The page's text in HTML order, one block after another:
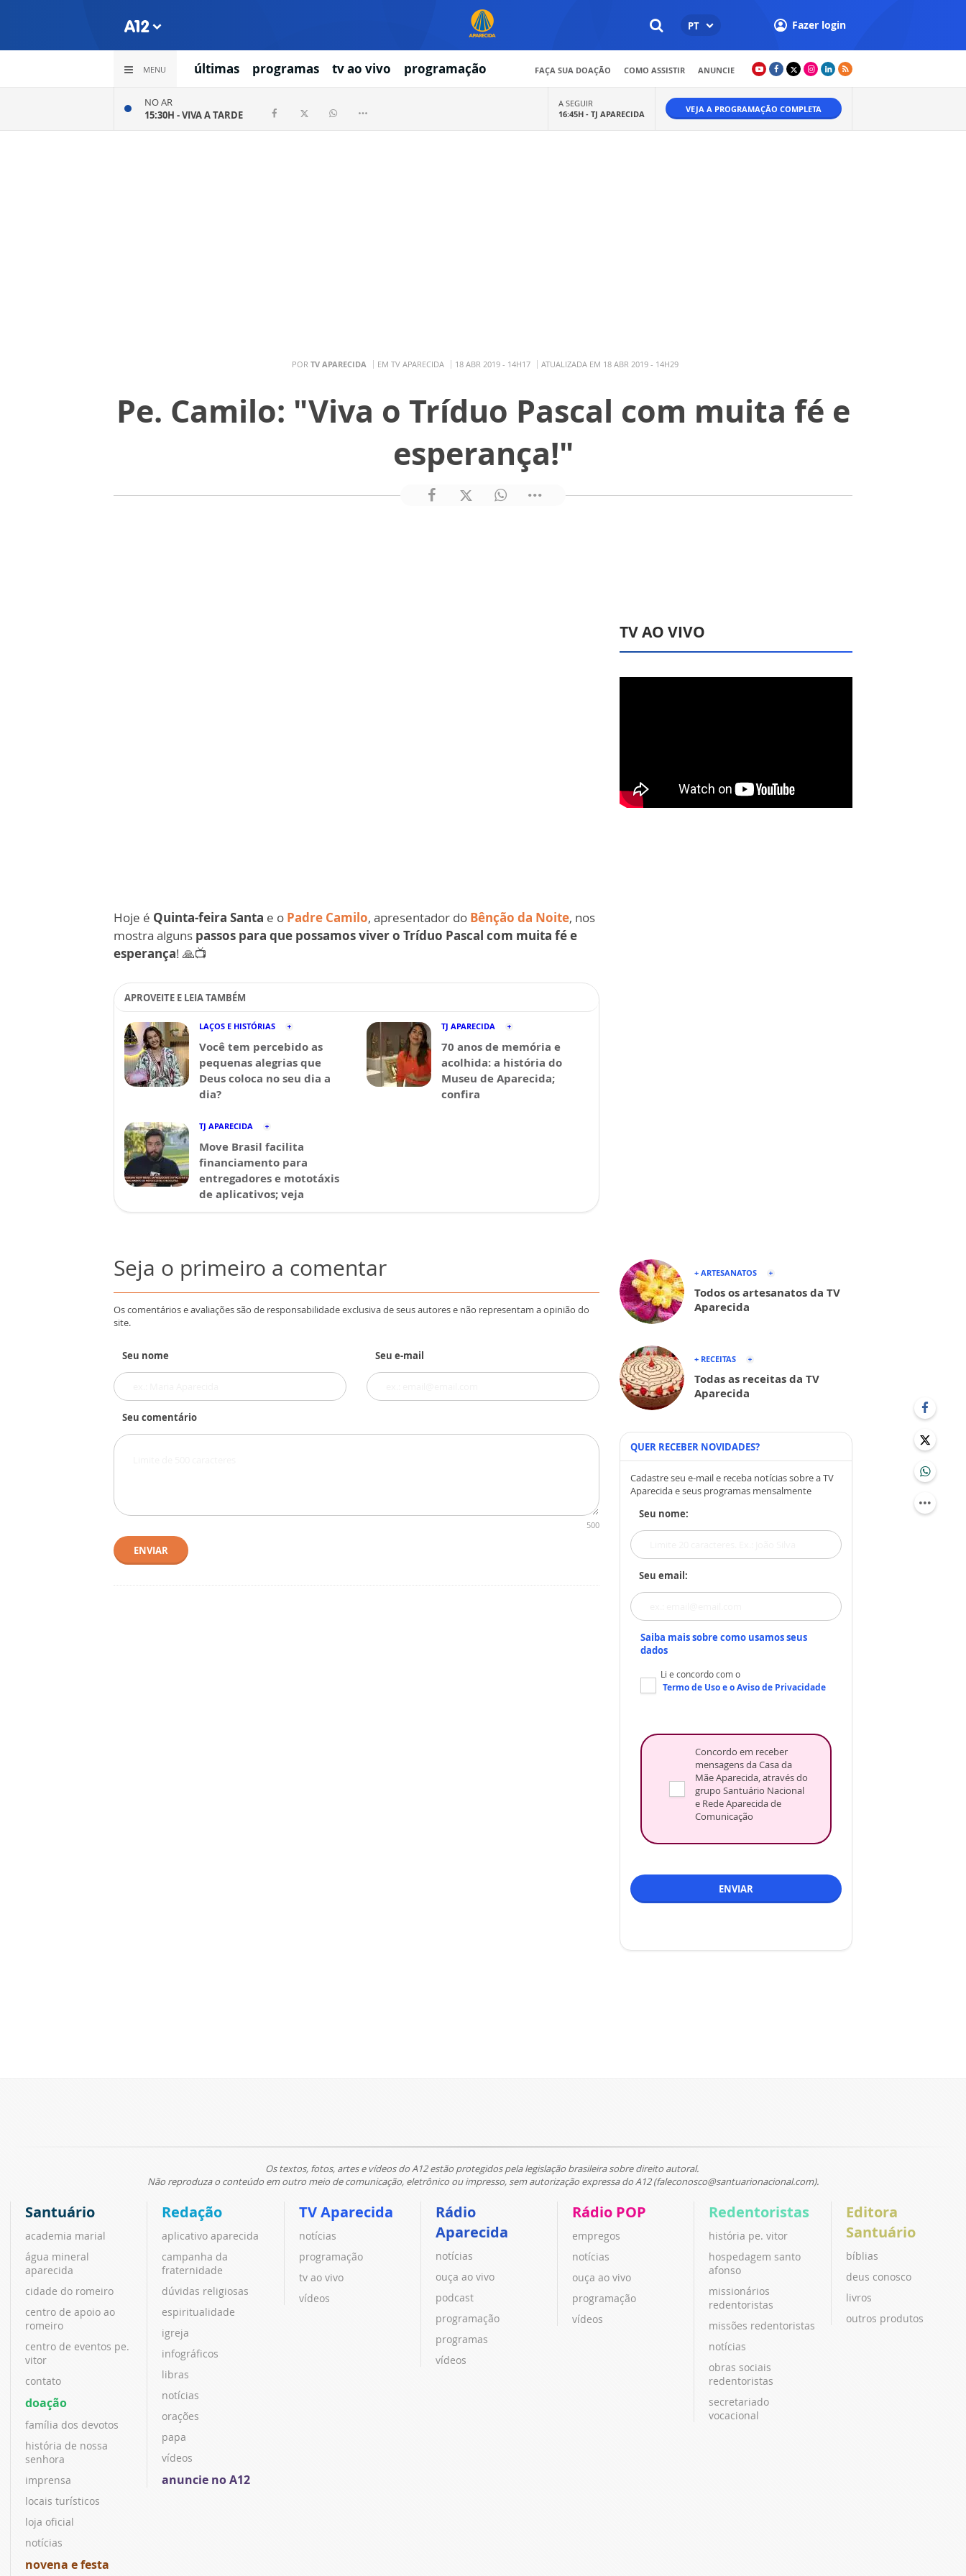
PT Fazer login
MENU últimas programas tv ao vivo programação FAÇA SUA DOAÇÃO COMO ASSISTIR ANUNCIE
NO AR
15:30H -VIVA A TARDE
A SEGUIR
16:45H - TJ APARECIDA VEJA A PROGRAMAÇÃO COMPLETA
POR TV APARECIDA EM TV APARECIDA 18 ABR 2019 - 14H17 ATUALIZADA EM 18 ABR 2019 - 14H29
Pe. Camilo: "Viva o Tríduo Pascal com muita fé e
esperança!"
Hoje é Quinta-feira Santa e o Padre Camilo, apresentador do Bênção da Noite, nos
mostra alguns passos para que possamos viver o Tríduo Pascal com muita fé e
esperança! 🙏📺
APROVEITE E LEIA TAMBÉM
LAÇOS E HISTÓRIAS
Você tem percebido as
pequenas alegrias que
Deus coloca no seu dia a
dia?
TJ APARECIDA
70 anos de memória e
acolhida: a história do
Museu de Aparecida;
confira
TJ APARECIDA
Move Brasil facilita
financiamento para
entregadores e mototáxis
de aplicativos; veja
Seja o primeiro a comentar
Os comentários e avaliações são de responsabilidade exclusiva de seus autores e não representam a opinião do
site.
Seu nome Seu e-mail
Seu comentário
500
ENVIAR
TV AO VIVO
+ ARTESANATOS
Todos os artesanatos da TV
Aparecida
+ RECEITAS
Todas as receitas da TV
Aparecida
QUER RECEBER NOVIDADES?
Cadastre seu e-mail e receba notícias sobre a TV
Aparecida e seus programas mensalmente
Seu nome:
Seu email:
Saiba mais sobre como usamos seus
dados
Li e concordo com o
Termo de Usoe oAviso de Privacidade
Concordo em receber
mensagens da Casa da
Mãe Aparecida, através do
grupo Santuário Nacional
e Rede Aparecida de
Comunicação
ENVIAR
Os textos, fotos, artes e vídeos do A12 estão protegidos pela legislação brasileira sobre direito autoral.
Não reproduza o conteúdo em outro meio de comunicação, eletrônico ou impresso, sem autorização expressa do A12 (faleconosco@santuarionacional.com).
Santuário
academia marial
água mineral
aparecida
cidade do romeiro
centro de apoio ao
romeiro
centro de eventos pe.
vitor
contato
doação
família dos devotos
história de nossa
senhora
imprensa
locais turísticos
loja oficial
notícias
novena e festa
Redação
aplicativo aparecida
campanha da
fraternidade
dúvidas religiosas
espiritualidade
igreja
infográficos
libras
notícias
orações
papa
vídeos
anuncie no A12
TV Aparecida
notícias
programação
tv ao vivo
vídeos
Rádio
Aparecida
notícias
ouça ao vivo
podcast
programação
programas
vídeos
Rádio POP
empregos
notícias
ouça ao vivo
programação
vídeos
Redentoristas
história pe. vitor
hospedagem santo
afonso
missionários
redentoristas
missões redentoristas
notícias
obras sociais
redentoristas
secretariado
vocacional
Editora
Santuário
bíblias
deus conosco
livros
outros produtos